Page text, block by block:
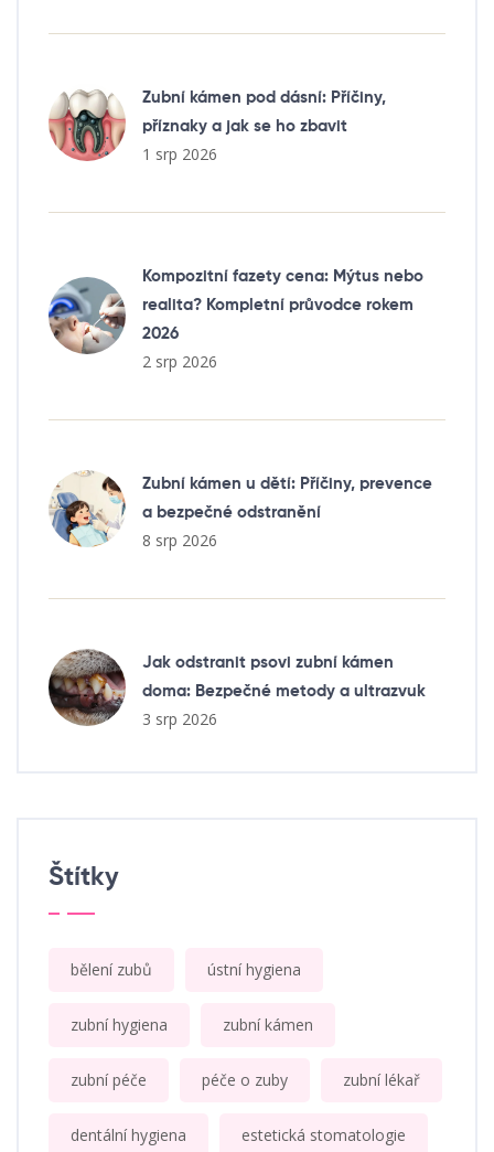
Zubní kámen pod dásní: Příčiny,
příznaky a jak se ho zbavit
1 srp 2026
Kompozitní fazety cena: Mýtus nebo
realita? Kompletní průvodce rokem
2026
2 srp 2026
Zubní kámen u dětí: Příčiny, prevence
a bezpečné odstranění
8 srp 2026
Jak odstranit psovi zubní kámen
doma: Bezpečné metody a ultrazvuk
3 srp 2026
Štítky
bělení zubů ústní hygiena
zubní hygiena zubní kámen
zubní péče péče o zuby zubní lékař
dentální hygiena estetická stomatologie